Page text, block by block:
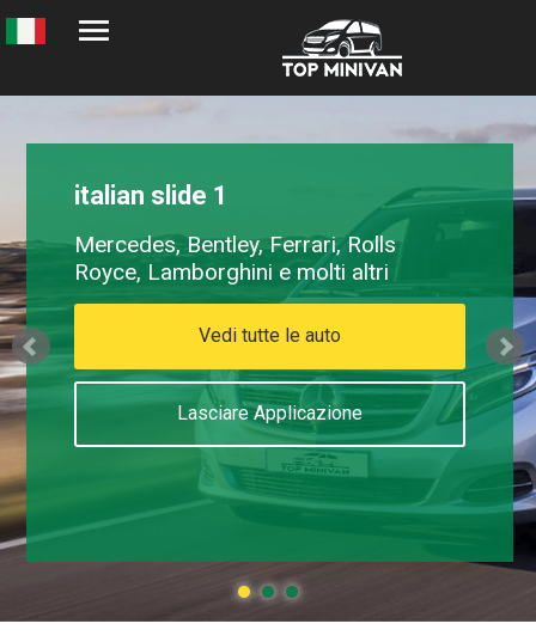
italian slide 1
Mercedes, Bentley, Ferrari, Rolls
Royce, Lamborghini e molti altri
Vedi tutte le auto
Lasciare Applicazione